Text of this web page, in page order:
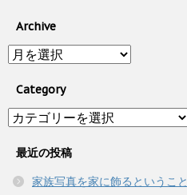
Archive
Archive
Category
Category
最近の投稿
家族写真を家に飾るということ